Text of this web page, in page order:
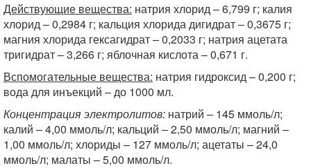
Действующие вещества: натрия хлорид – 6,799 г; калия
хлорид – 0,2984 г; кальция хлорида дигидрат – 0,3675 г;
магния хлорида гексагидрат – 0,2033 г; натрия ацетата
тригидрат – 3,266 г; яблочная кислота – 0,671 г.
Вспомогательные вещества: натрия гидроксид – 0,200 г;
вода для инъекций – до 1000 мл.
Концентрация электролитов: натрий – 145 ммоль/л;
калий – 4,00 ммоль/л; кальций – 2,50 ммоль/л; магний –
1,00 ммоль/л; хлориды – 127 ммоль/л; ацетаты – 24,0
ммоль/л; малаты – 5,00 ммоль/л.